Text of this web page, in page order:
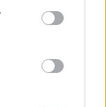
You may click to
party tags to
in below Google